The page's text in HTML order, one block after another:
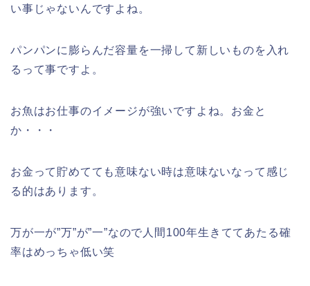
い事じゃないんですよね。
パンパンに膨らんだ容量を一掃して新しいものを入れ
るって事ですよ。
お魚はお仕事のイメージが強いですよね。お金と
か・・・
お金って貯めてても意味ない時は意味ないなって感じ
る的はあります。
万が一が”万”が”一”なので人間100年生きててあたる確
率はめっちゃ低い笑